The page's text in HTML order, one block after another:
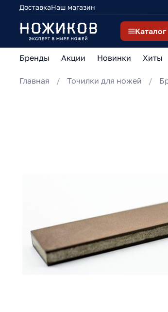
ДоставкаНаш магазин
Каталог
Бренды Акции Новинки Хиты
Главная Точилки для ножей